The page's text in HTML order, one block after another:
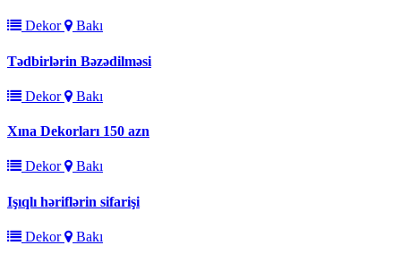
Dekor Bakı
Tədbirlərin Bəzədilməsi
Dekor Bakı
Xına Dekorları 150 azn
Dekor Bakı
Işıqlı həriflərin sifarişi
Dekor Bakı